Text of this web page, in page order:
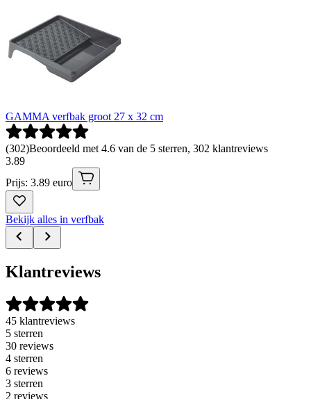
GAMMA verfbak groot 27 x 32 cm
(302)Beoordeeld met 4.6 van de 5 sterren, 302 klantreviews
3.89
Prijs: 3.89 euro
Bekijk alles in verfbak
Klantreviews
45 klantreviews
5 sterren
30 reviews
4 sterren
6 reviews
3 sterren
2 reviews